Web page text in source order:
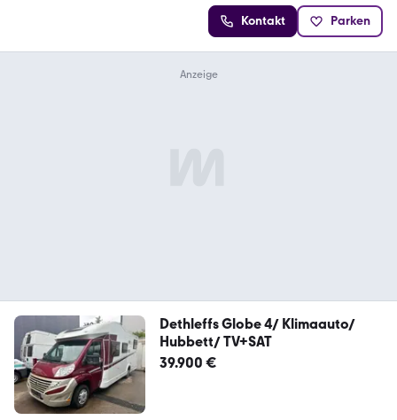
Kontakt Parken
Dethleffs Globe 4/ Klimaauto/
Hubbett/ TV+SAT
39.900 €